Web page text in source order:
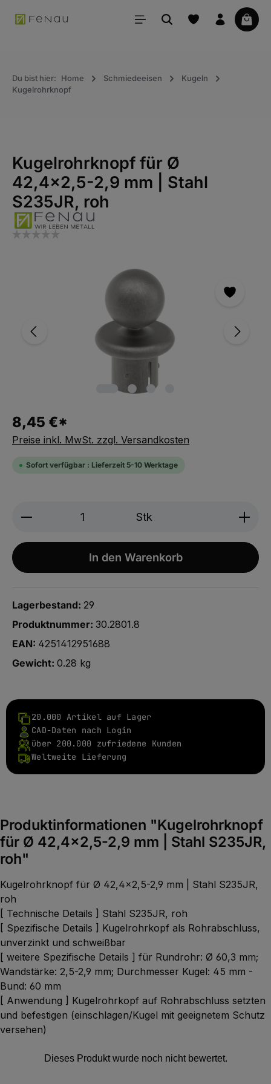
springen
Du bist hier: Home Schmiedeeisen
Kugeln
Kugelrohrknopf
Kugelrohrknopf für Ø
42,4x2,5-2,9 mm | Stahl
S235JR, roh
Bildergalerie überspringen
8,45 €*
Preise inkl. MwSt. zzgl. Versandkosten
Sofort verfügbar : Lieferzeit 5-10 Werktage
Produkt Anzahl: Gib den
Stk
In den Warenkorb
Lagerbestand: 29
Produktnummer: 30.2801.8
EAN: 4251412951688
Gewicht: 0.28 kg
20.000 Artikel auf Lager
CAD-Daten nach Login
über 200.000 zufriedene Kunden
Weltweite Lieferung
Produktinformationen "Kugelrohrknopf
für Ø 42,4x2,5-2,9 mm | Stahl S235JR,
roh"
Kugelrohrknopf für Ø 42,4x2,5-2,9 mm | Stahl S235JR,
roh
[ Technische Details ] Stahl S235JR, roh
[ Spezifische Details ] Kugelrohrkopf als Rohrabschluss,
unverzinkt und schweißbar
[ weitere Spezifische Details ] für Rundrohr: Ø 60,3 mm;
Wandstärke: 2,5-2,9 mm; Durchmesser Kugel: 45 mm -
Bund: 60 mm
[ Anwendung ] Kugelrohrkopf auf Rohrabschluss setzten
und befestigen (einschlagen/Kugel mit geeignetem Schutz
versehen)